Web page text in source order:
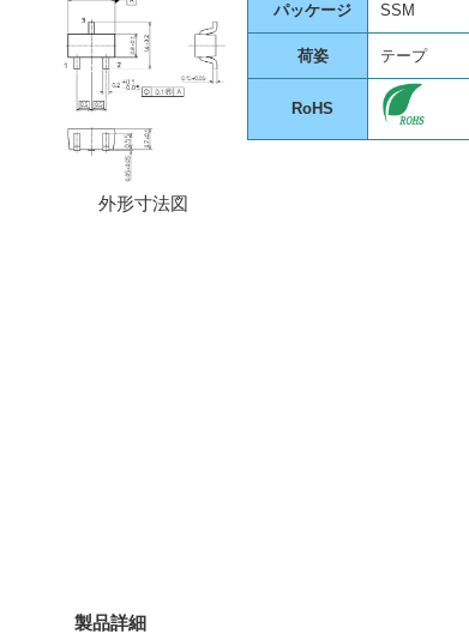
外形寸法図
パッケージ SSM
荷姿 テープ
RoHS
製品詳細